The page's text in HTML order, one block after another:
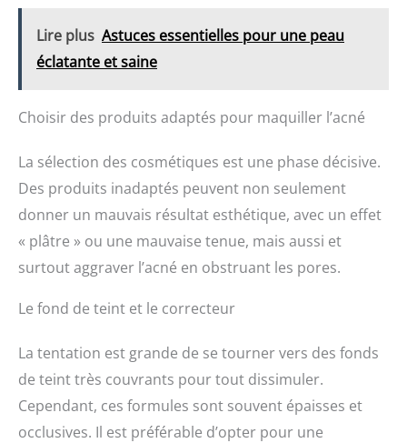
maquillage tendance et ultra-performant pour tous les
looks, tous les styles, toutes les carnations
Lire plus Astuces essentielles pour une peau
éclatante et saine
Choisir des produits adaptés pour maquiller l’acné
La sélection des cosmétiques est une phase décisive.
Des produits inadaptés peuvent non seulement
donner un mauvais résultat esthétique, avec un effet
« plâtre » ou une mauvaise tenue, mais aussi et
surtout aggraver l’acné en obstruant les pores.
Le fond de teint et le correcteur
La tentation est grande de se tourner vers des fonds
de teint très couvrants pour tout dissimuler.
Cependant, ces formules sont souvent épaisses et
occlusives. Il est préférable d’opter pour une